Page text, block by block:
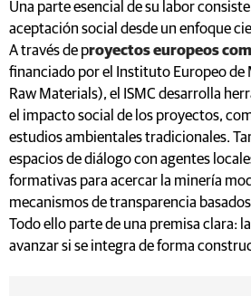
Una parte esencial de su labor
aceptación social desde un enfoque
A través de proyectos europeos
financiado por el Instituto Europeo de
Raw Materials), el ISMC desarrolla
el impacto social de los proyectos,
estudios ambientales tradicionales.
espacios de diálogo con agentes
formativas para acercar la minería
mecanismos de transparencia
Todo ello parte de una premisa clara:
avanzar si se integra de forma